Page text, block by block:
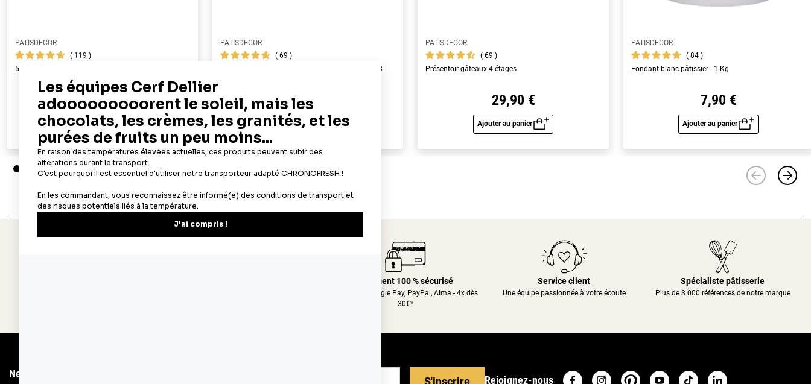
PATISDECOR
119
50 feuilles azyme alimentaires A4 - épaisseur 0,6 mm
19,90 €
Ajouter au panier
Aperçu rapide
PATISDECOR
69
100 feuilles azyme alimentaires A4 - épaisseur 0,3
22,90 €
Ajouter au panier
PATISDECOR
69
Présentoir gâteaux 4 étages
29,90 €
Ajouter au panier
Aperçu rapide
PATISDECOR
84
Fondant blanc pâtissier - 1 Kg
7,90 €
Ajouter au panier
Aperçu rapide
Paiement 100 % sécurisé
CB, Apple&Google Pay, PayPal, Alma - 4x dès
30€*
Service client
Une équipe passionnée à votre écoute
Spécialiste pâtisserie
Plus de 3 000 références de notre marque
Newsletter
S'inscrire Rejoignez-nous